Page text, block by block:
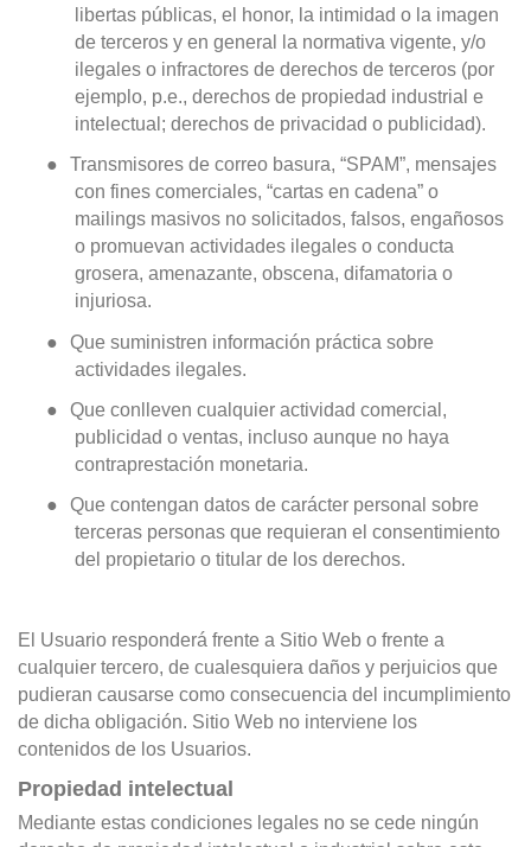
libertas públicas, el honor, la intimidad o la imagen
de terceros y en general la normativa vigente, y/o
ilegales o infractores de derechos de terceros (por
ejemplo, p.e., derechos de propiedad industrial e
intelectual; derechos de privacidad o publicidad).
●
Transmisores de correo basura, “SPAM”, mensajes
con fines comerciales, “cartas en cadena” o
mailings masivos no solicitados, falsos, engañosos
o promuevan actividades ilegales o conducta
grosera, amenazante, obscena, difamatoria o
injuriosa.
●
Que suministren información práctica sobre
actividades ilegales.
●
Que conlleven cualquier actividad comercial,
publicidad o ventas, incluso aunque no haya
contraprestación monetaria.
●
Que contengan datos de carácter personal sobre
terceras personas que requieran el consentimiento
del propietario o titular de los derechos.
El Usuario responderá frente a Sitio Web o frente a
cualquier tercero, de cualesquiera daños y perjuicios que
pudieran causarse como consecuencia del incumplimiento
de dicha obligación. Sitio Web no interviene los
contenidos de los Usuarios.
Propiedad intelectual
Mediante estas condiciones legales no se cede ningún